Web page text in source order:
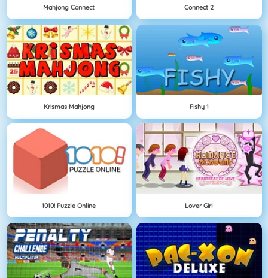
Mahjong Connect Connect 2
Krismas Mahjong Fishy 1
1010! Puzzle Online Lover Girl